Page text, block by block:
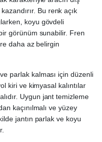
Bu renk açık
koyu gövdeli
görünüm sunabilir. Fren
daha az belirgin
parlak kalması için düzenli
kiri ve kimyasal kalıntılar
Uygun jant temizleme
kaçınılmalı ve yüzey
jantın parlak ve koyu